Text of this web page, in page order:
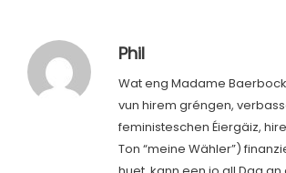
Phil
Wat eng Madame
vun hirem gréngen,
feministeschen Éiergäiz,
Ton “meine Wähler”)